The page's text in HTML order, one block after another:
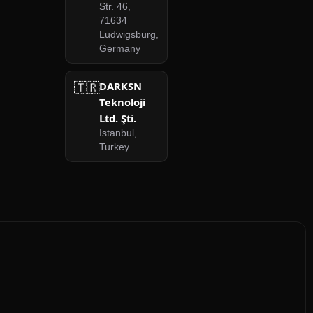
Str. 46,
71634
Ludwigsburg,
Germany
🇹🇷DARKSN
Teknoloji
Ltd. Şti.
Istanbul,
Turkey